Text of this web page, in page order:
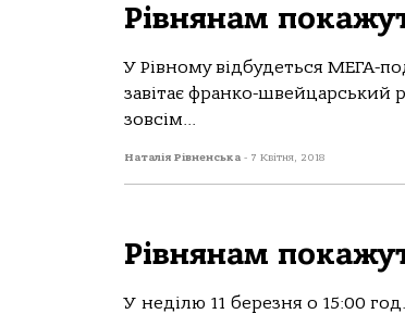
Рівнянам
У Рівному відбудеться МЕГА-
завітає франко-швейцарський
зовсім...
Наталія Рівненська - 7 Квітня, 2018
Рівнянам
У неділю 11 березня о 15:00